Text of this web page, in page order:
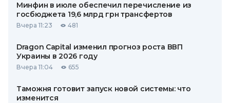
Минфин в июле обеспечил перечисление из
госбюджета 19,6 млрд грн трансфертов
Вчера 11:23 481
Dragon Capital изменил прогноз роста ВВП
Украины в 2026 году
Вчера 11:04 655
Таможня готовит запуск новой системы: что
изменится